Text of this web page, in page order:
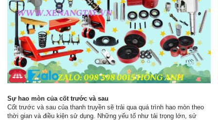
Sự hao mòn của cốt trước và sau
Cốt trước và sau của thanh truyền sẽ trải qua quá trình hao mòn theo
thời gian và điều kiện sử dụng. Những yếu tố như tải trọng lớn, sử